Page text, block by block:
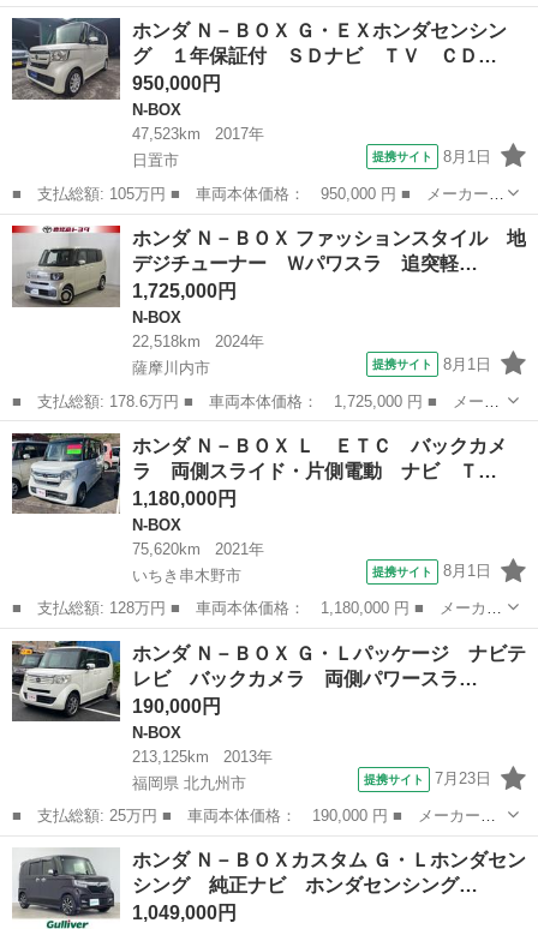
名： ホンダ ■ 車種名： Ｎ－ＢＯＸ ■ グレード名： Ｇ・Ｌパ
ッケージ 左側パワースライド スマートキー フォグランプ ■ 排
気量： 660...
福岡 福岡市 N-BOX
ホンダ Ｎ－ＢＯＸ Ｇ・ＥＸホンダセンシン
グ １年保証付 ＳＤナビ ＴＶ ＣＤ…
950,000円
N-BOX
47,523km
2017年
日置市
提携サイト 8月1日
■ 支払総額: 105万円 ■ 車両本体価格： 950,000 円 ■ メーカー
名： ホンダ ■ 車種名： Ｎ－ＢＯＸ ■ グレード名： Ｇ・ＥＸ
ホンダセンシング １年保証付 ＳＤナビ ＴＶ ＣＤ バックカメ
ラ ブルートゥ...
鹿児島 日置市 N-BOX
ホンダ Ｎ－ＢＯＸ ファッションスタイル 地
デジチューナー Ｗパワスラ 追突軽…
1,725,000円
N-BOX
22,518km
2024年
薩摩川内市
提携サイト 8月1日
■ 支払総額: 178.6万円 ■ 車両本体価格： 1,725,000 円 ■ メーカ
ー名： ホンダ ■ 車種名： Ｎ－ＢＯＸ ■ グレード名： ファッ
ションスタイル 地デジチューナー Ｗパワスラ 追突軽減ブレー
キ フルフ...
鹿児島 薩摩川内市
ホンダ Ｎ－ＢＯＸ Ｌ ＥＴＣ バックカメ
ラ 両側スライド・片側電動 ナビ Ｔ…
1,180,000円
N-BOX
75,620km
2021年
いちき串木野市
提携サイト 8月1日
■ 支払総額: 128万円 ■ 車両本体価格： 1,180,000 円 ■ メーカー
名： ホンダ ■ 車種名： Ｎ－ＢＯＸ ■ グレード名： Ｌ ＥＴ
Ｃ バックカメラ 両側スライド・片側電動 ナビ ＴＶ クリアラ
ンスソナー...
鹿児島 いちき串木野市
ホンダ Ｎ－ＢＯＸ Ｇ・Ｌパッケージ ナビテ
レビ バックカメラ 両側パワースラ…
190,000円
N-BOX
213,125km
2013年
福岡県 北九州市
提携サイト 7月23日
■ 支払総額: 25万円 ■ 車両本体価格： 190,000 円 ■ メーカー
名： ホンダ ■ 車種名： Ｎ－ＢＯＸ ■ グレード名： Ｇ・Ｌパ
ッケージ ナビテレビ バックカメラ 両側パワースライドドア ア
イドリングストッ...
福岡 北九州市 N-BOX
ホンダ Ｎ－ＢＯＸカスタム Ｇ・Ｌホンダセン
シング 純正ナビ ホンダセンシング…
1,049,000円